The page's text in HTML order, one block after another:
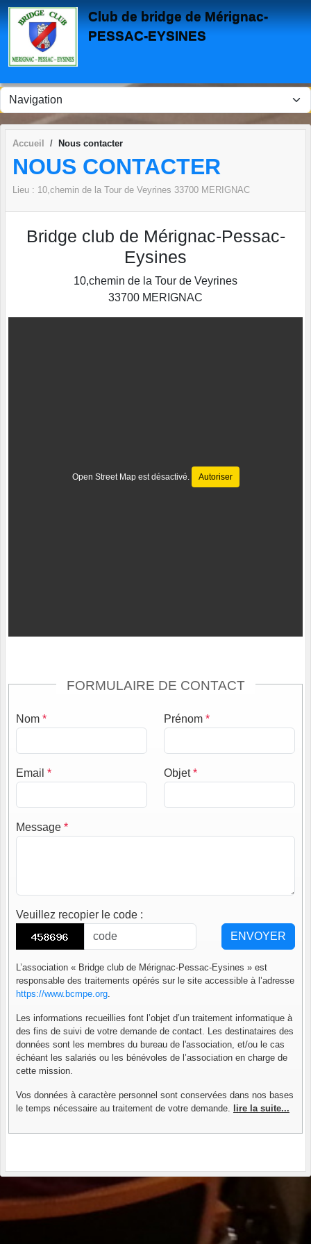
Club de bridge de Mérignac-
PESSAC-EYSINES
Accueil Nous contacter
NOUS CONTACTER
Lieu : 10,chemin de la Tour de Veyrines 33700 MERIGNAC
Bridge club de Mérignac-Pessac-
Eysines
10,chemin de la Tour de Veyrines
33700 MERIGNAC
Open Street Map est désactivé. Autoriser
FORMULAIRE DE CONTACT
Nom * Prénom *
Email * Objet*
Message *
Veuillez recopier le code :
ENVOYER
L’association « Bridge club de Mérignac-Pessac-Eysines » est
responsable des traitements opérés sur le site accessible à l’adresse
https://www.bcmpe.org
Les informations recueillies font l’objet d’un traitement informatique à
des fins de suivi de votre demande de contact. Les destinataires des
données sont les membres du bureau de l'association, et/ou le cas
échéant les salariés ou les bénévoles de l’association en charge de
cette mission.
Vos données à caractère personnel sont conservées dans nos bases
le temps nécessaire au traitement de votre demande. lire la suite...
Panneau de gestion des cookies